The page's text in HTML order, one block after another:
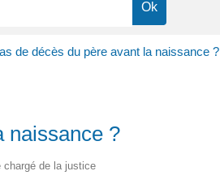
de décès du père avant la naissance ?
naissance ?
chargé de la justice